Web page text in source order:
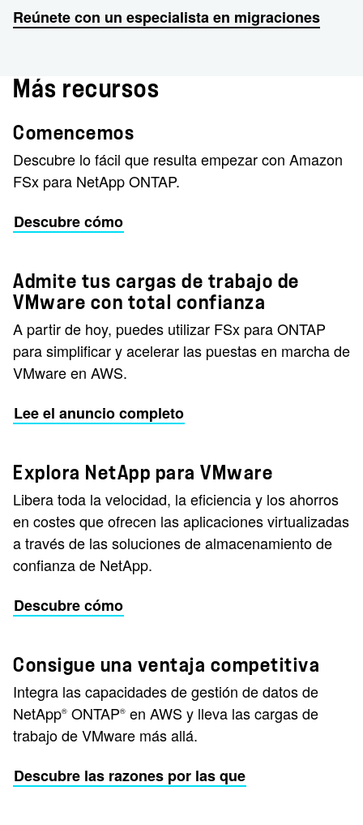
Reúnete con un especialista en migraciones
Más recursos
Comencemos
Descubre lo fácil que resulta empezar con Amazon
FSx para NetApp ONTAP.
Descubre cómo
Admite tus cargas de trabajo de
VMware con total confianza
A partir de hoy, puedes utilizar FSx para ONTAP
para simplificar y acelerar las puestas en marcha de
VMware en AWS.
Lee el anuncio completo
Explora NetApp para VMware
Libera toda la velocidad, la eficiencia y los ahorros
en costes que ofrecen las aplicaciones virtualizadas
a través de las soluciones de almacenamiento de
confianza de NetApp.
Descubre cómo
Consigue una ventaja competitiva
Integra las capacidades de gestión de datos de
NetApp® ONTAP® en AWS y lleva las cargas de
trabajo de VMware más allá.
Descubre las razones por las que